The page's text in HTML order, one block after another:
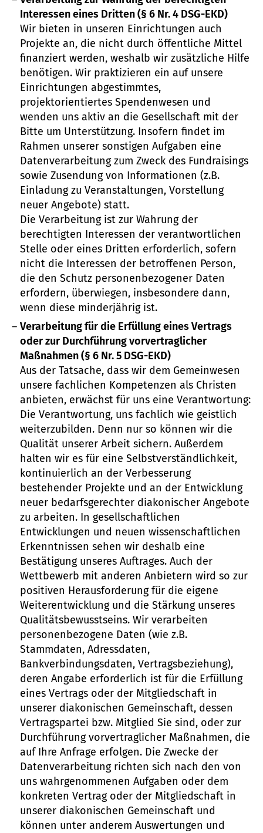
Interessen eines Dritten (§ 6 Nr. 4 DSG-EKD)
Wir bieten in unseren Einrichtungen auch
Projekte an, die nicht durch öffentliche Mittel
finanziert werden, weshalb wir zusätzliche Hilfe
benötigen. Wir praktizieren ein auf unsere
Einrichtungen abgestimmtes,
projektorientiertes Spendenwesen und
wenden uns aktiv an die Gesellschaft mit der
Bitte um Unterstützung. Insofern findet im
Rahmen unserer sonstigen Aufgaben eine
Datenverarbeitung zum Zweck des Fundraisings
sowie Zusendung von Informationen (z.B.
Einladung zu Veranstaltungen, Vorstellung
neuer Angebote) statt.
Die Verarbeitung ist zur Wahrung der
berechtigten Interessen der verantwortlichen
Stelle oder eines Dritten erforderlich, sofern
nicht die Interessen der betroffenen Person,
die den Schutz personenbezogener Daten
erfordern, überwiegen, insbesondere dann,
wenn diese minderjährig ist.
Verarbeitung für die Erfüllung eines Vertrags
oder zur Durchführung vorvertraglicher
Maßnahmen (§ 6 Nr. 5 DSG-EKD)
Aus der Tatsache, dass wir dem Gemeinwesen
unsere fachlichen Kompetenzen als Christen
anbieten, erwächst für uns eine Verantwortung:
Die Verantwortung, uns fachlich wie geistlich
weiterzubilden. Denn nur so können wir die
Qualität unserer Arbeit sichern. Außerdem
halten wir es für eine Selbstverständlichkeit,
kontinuierlich an der Verbesserung
bestehender Projekte und an der Entwicklung
neuer bedarfsgerechter diakonischer Angebote
zu arbeiten. In gesellschaftlichen
Entwicklungen und neuen wissenschaftlichen
Erkenntnissen sehen wir deshalb eine
Bestätigung unseres Auftrages. Auch der
Wettbewerb mit anderen Anbietern wird so zur
positiven Herausforderung für die eigene
Weiterentwicklung und die Stärkung unseres
Qualitätsbewusstseins. Wir verarbeiten
personenbezogene Daten (wie z.B.
Stammdaten, Adressdaten,
Bankverbindungsdaten, Vertragsbeziehung),
deren Angabe erforderlich ist für die Erfüllung
eines Vertrags oder der Mitgliedschaft in
unserer diakonischen Gemeinschaft, dessen
Vertragspartei bzw. Mitglied Sie sind, oder zur
Durchführung vorvertraglicher Maßnahmen, die
auf Ihre Anfrage erfolgen. Die Zwecke der
Datenverarbeitung richten sich nach den von
uns wahrgenommenen Aufgaben oder dem
konkreten Vertrag oder der Mitgliedschaft in
unserer diakonischen Gemeinschaft und
können unter anderem Auswertungen und